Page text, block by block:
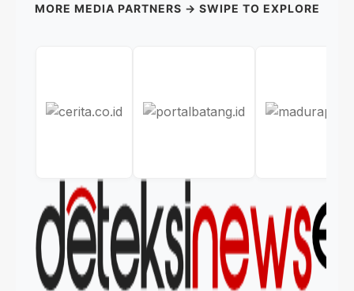
MORE MEDIA PARTNERS → SWIPE TO EXPLORE